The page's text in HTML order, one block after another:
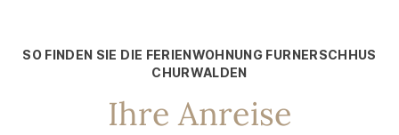
SO FINDEN SIE DIE FERIENWOHNUNG FURNERSCHHUS
CHURWALDEN
Ihre Anreise